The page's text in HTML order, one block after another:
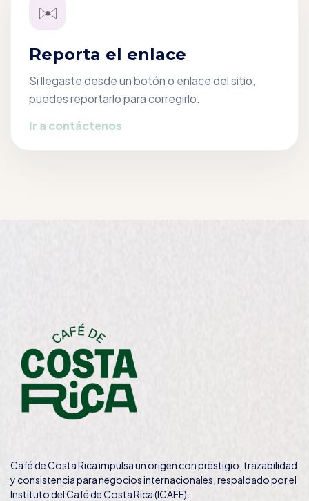
✉️
Reporta el enlace
Si llegaste desde un botón o enlace del sitio,
puedes reportarlo para corregirlo.
Ir a contáctenos
Café de Costa Rica impulsa un origen con prestigio, trazabilidad
y consistencia para negocios internacionales, respaldado por el
Instituto del Café de Costa Rica (ICAFE).